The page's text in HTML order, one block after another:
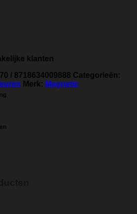
klanten
/ 8718634009888 Categorieën:
Merk: Magnetic